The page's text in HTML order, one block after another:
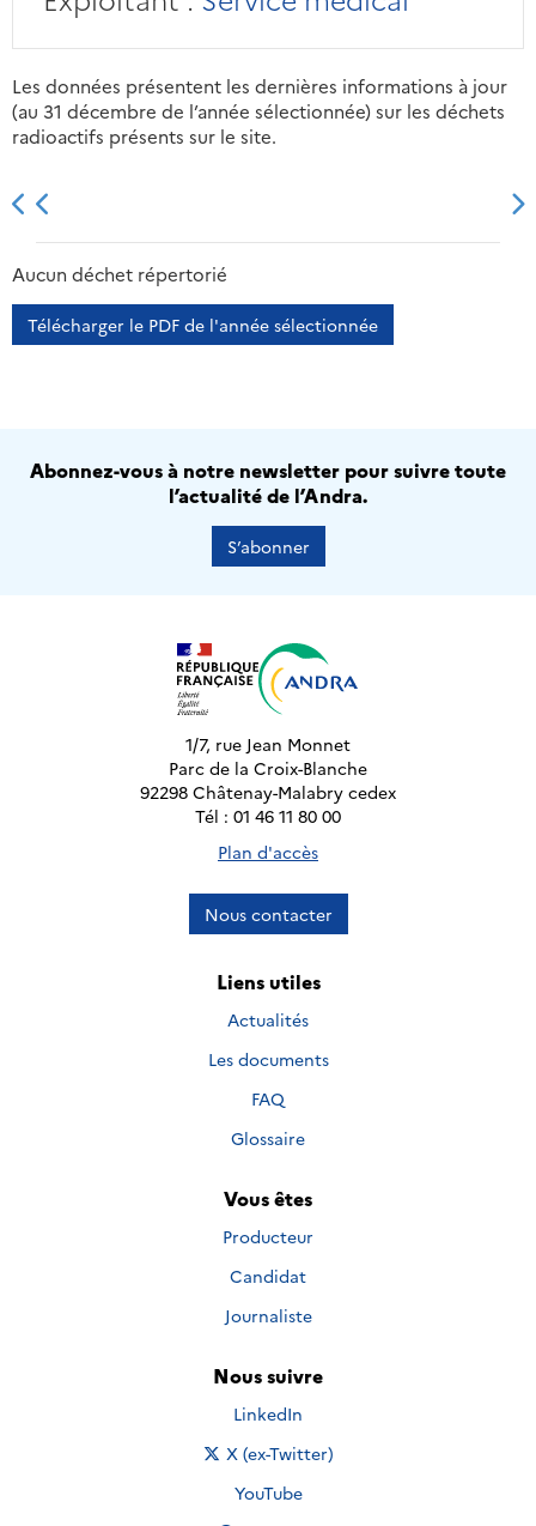
Les données présentent les dernières informations à jour
(au 31 décembre de l’année sélectionnée) sur les déchets
radioactifs présents sur le site.
2013 2014
Aucun déchet répertorié
Télécharger le PDF de l'année sélectionnée
Abonnez-vous à notre newsletter pour suivre toute
l’actualité de l’Andra.
S’abonner
1/7, rue Jean Monnet
Parc de la Croix-Blanche
92298 Châtenay-Malabry cedex
Tél : 01 46 11 80 00
Plan d'accès
Nous contacter
Liens utiles
Actualités
Les documents
FAQ
Glossaire
Vous êtes
Producteur
Candidat
Journaliste
Nous suivre
Nous suivre sur
LinkedIn
Nous suivre sur
X (ex-Twitter)
Nous suivre sur
YouTube